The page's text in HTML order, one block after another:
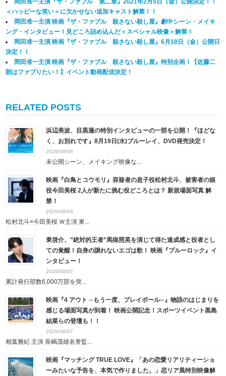
＜ハッピーな笑い＞に欠かせない追加キャスト解禁！！
岡田准一主演 映画『ザ・ファブル 殺さない殺し屋』劇中シーン・メイキ
ング・インタビュー！見どころ詰め込んだ＜スペシャル映像＞解禁！
岡田准一主演 映画『ザ・ファブル 殺さない殺し屋』6月18日（金）公開日
決定！！
岡田准一主演 映画『ザ・ファブル 殺さない殺し屋』特別企画！【佐藤二
朗はファブりたい！】イベント動画配信決定！
RELATED POSTS
浜辺美波、目黒蓮の特別インタビューの一部を公開！『ほどな
く、お別れです』8月19日(水)ブルーレイ、DVD発売決定！
2026/08/08
未公開シーン、メイキング映像な...
映画『白鳥とコウモリ』容疑者の息子役松村北斗、被害者の娘
役今田美桜 2人が新たに挑む役どころとは？ 新規場面写真 解
禁！
2026/08/08
松村北斗×今田美桜 Ｗ主演 東...
東啓介、”絶対的王者”馬狼照英を演じて得た達成感と役者とし
ての覚醒！自身の譲れないエゴは歌！ 映画『ブルーロック』イ
ンタビュー！
2026/08/07
累計発行部数6,000万部を突...
映画『4 アウト ─もう一度、プレイボール─』物語のはじまりを
感じる場面写真が到着！ 映画公開記念！スポーツイベント黒島
結菜らの登壇も！！
2026/08/07
相葉雅紀 主演 長嶋茂雄名誉監...
映画『マッチング TRUE LOVE』「あの恋愛リアリティーショ
ーみたいな予告を、本気で作りました。」恋リア風特別映像解